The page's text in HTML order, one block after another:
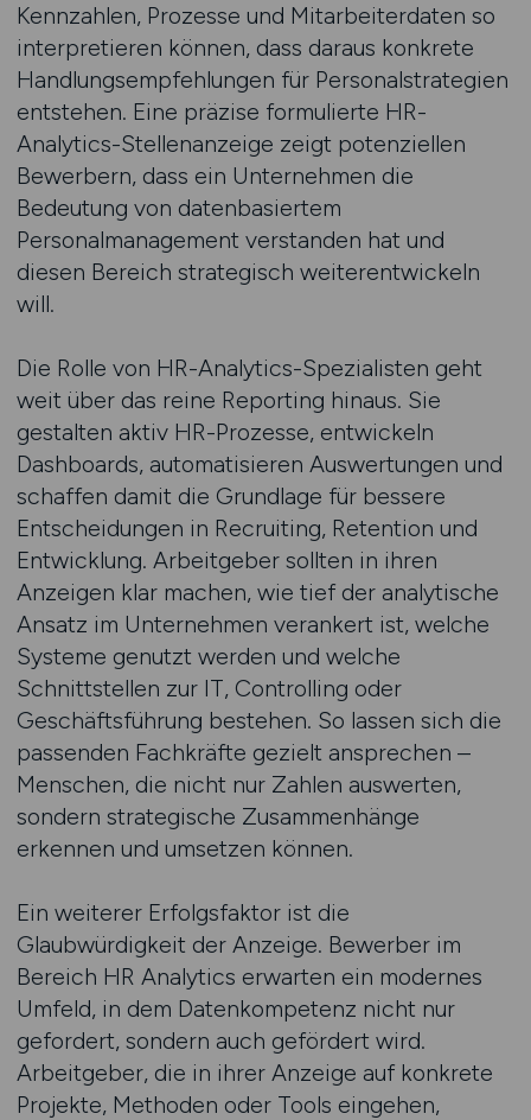
Kennzahlen, Prozesse und Mitarbeiterdaten so
interpretieren können, dass daraus konkrete
Handlungsempfehlungen für Personalstrategien
entstehen. Eine präzise formulierte HR-
Analytics-Stellenanzeige zeigt potenziellen
Bewerbern, dass ein Unternehmen die
Bedeutung von datenbasiertem
Personalmanagement verstanden hat und
diesen Bereich strategisch weiterentwickeln
will.
Die Rolle von HR-Analytics-Spezialisten geht
weit über das reine Reporting hinaus. Sie
gestalten aktiv HR-Prozesse, entwickeln
Dashboards, automatisieren Auswertungen und
schaffen damit die Grundlage für bessere
Entscheidungen in Recruiting, Retention und
Entwicklung. Arbeitgeber sollten in ihren
Anzeigen klar machen, wie tief der analytische
Ansatz im Unternehmen verankert ist, welche
Systeme genutzt werden und welche
Schnittstellen zur IT, Controlling oder
Geschäftsführung bestehen. So lassen sich die
passenden Fachkräfte gezielt ansprechen –
Menschen, die nicht nur Zahlen auswerten,
sondern strategische Zusammenhänge
erkennen und umsetzen können.
Ein weiterer Erfolgsfaktor ist die
Glaubwürdigkeit der Anzeige. Bewerber im
Bereich HR Analytics erwarten ein modernes
Umfeld, in dem Datenkompetenz nicht nur
gefordert, sondern auch gefördert wird.
Arbeitgeber, die in ihrer Anzeige auf konkrete
Projekte, Methoden oder Tools eingehen,